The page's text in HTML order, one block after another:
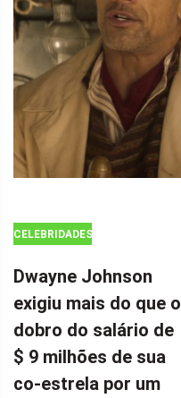
CELEBRIDADES
Dwayne Johnson
exigiu mais do que o
dobro do salário de
$ 9 milhões de sua
co-estrela por um